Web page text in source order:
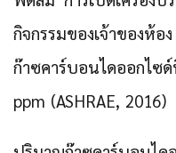
กิจกรรมของเจ้าของห้
ก๊าซคาร์บอนไดออกไ
ppm (ASHRAE, 2016)